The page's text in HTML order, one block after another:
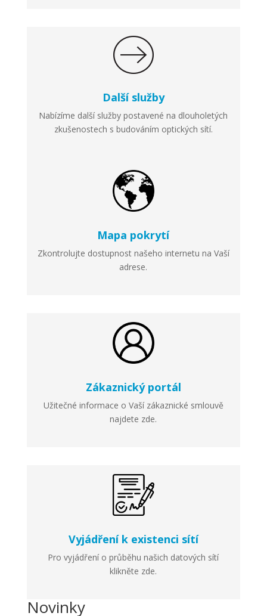
Další služby
Nabízíme další služby postavené na dlouholetých
zkušenostech s budováním optických sítí.
Mapa pokrytí
Zkontrolujte dostupnost našeho internetu na Vaší
adrese.
Zákaznický portál
Užitečné informace o Vaší zákaznické smlouvě
najdete zde.
Vyjádření k existenci sítí
Pro vyjádření o průběhu našich datových sítí
klikněte zde.
Novinky